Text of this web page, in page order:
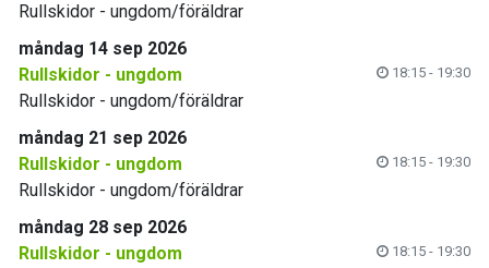
Rullskidor - ungdom/föräldrar
måndag 14 sep 2026
Rullskidor - ungdom
18:15 - 19:30
Rullskidor - ungdom/föräldrar
måndag 21 sep 2026
Rullskidor - ungdom
18:15 - 19:30
Rullskidor - ungdom/föräldrar
måndag 28 sep 2026
Rullskidor - ungdom
18:15 - 19:30